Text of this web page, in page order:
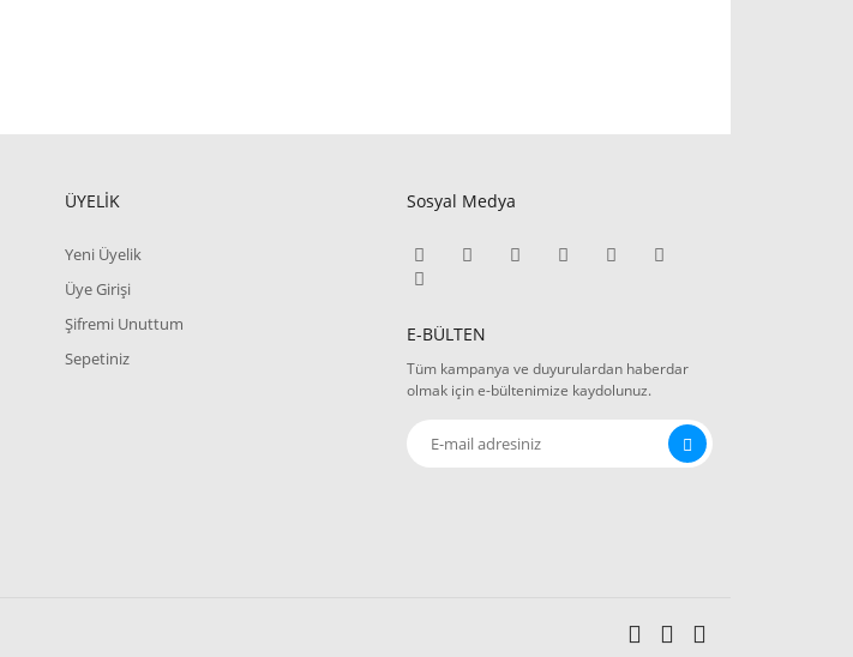
ÜYELİK
Yeni Üyelik
Üye Girişi
Şifremi Unuttum
Sepetiniz
Sosyal Medya
E-BÜLTEN
Tüm kampanya ve duyurulardan haberdar
olmak için e-bültenimize kaydolunuz.